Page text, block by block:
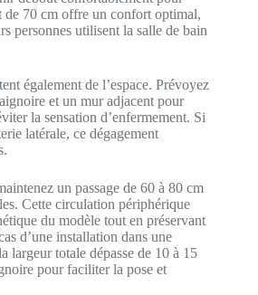
de 70 cm offre un confort optimal,
personnes utilisent la salle de bain
également de l’espace. Prévoyez
et un mur adjacent pour
la sensation d’enfermement. Si
latérale, ce dégagement
un passage de 60 à 80 cm
Cette circulation périphérique
du modèle tout en préservant
d’une installation dans une
largeur totale dépasse de 10 à 15
pour faciliter la pose et